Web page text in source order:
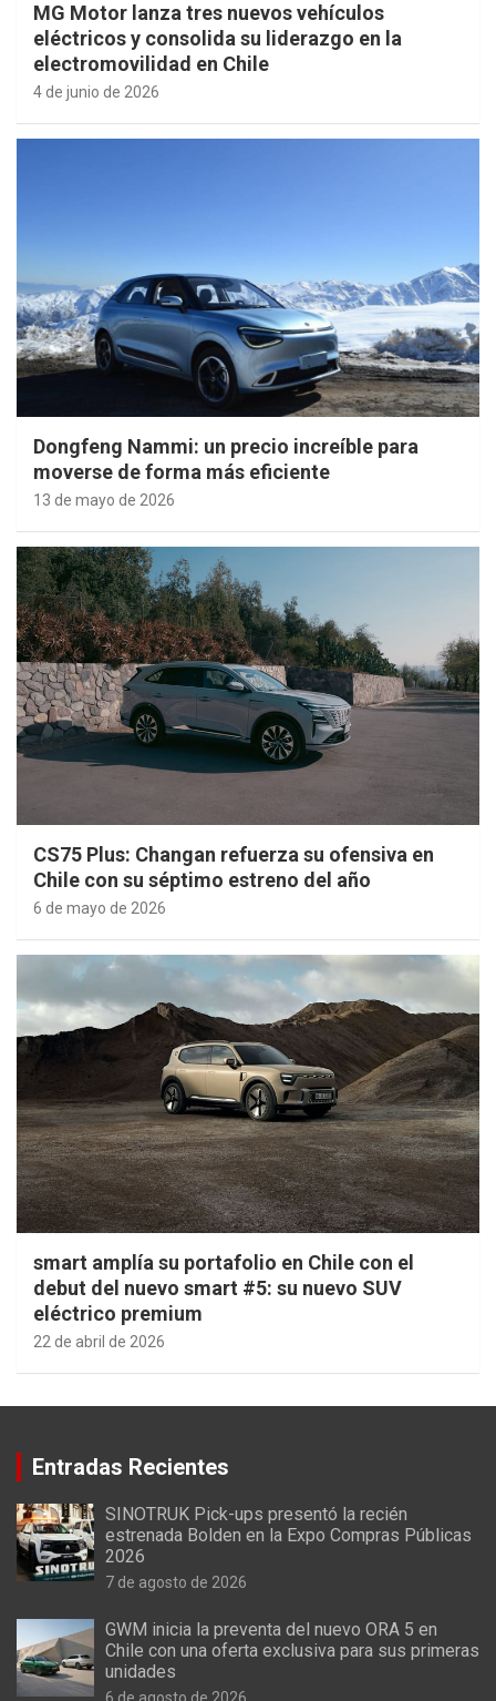
MG Motor lanza tres nuevos vehículos
eléctricos y consolida su liderazgo en la
electromovilidad en Chile
4 de junio de 2026
Dongfeng Nammi: un precio increíble para
moverse de forma más eficiente
13 de mayo de 2026
CS75 Plus: Changan refuerza su ofensiva en
Chile con su séptimo estreno del año
6 de mayo de 2026
smart amplía su portafolio en Chile con el
debut del nuevo smart #5: su nuevo SUV
eléctrico premium
22 de abril de 2026
Entradas Recientes
SINOTRUK Pick-ups presentó la recién
estrenada Bolden en la Expo Compras Públicas
2026
7 de agosto de 2026
GWM inicia la preventa del nuevo ORA 5 en
Chile con una oferta exclusiva para sus primeras
unidades
6 de agosto de 2026